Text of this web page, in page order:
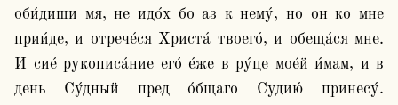
оби́диши мя, не идо́х бо аз к нему́, но он ко мне
прии́де, и отрече́ся Христа́ твоего́, и обеща́ся мне.
И сие́ рукописа́ние его́ е́же в ру́це мое́й и́мам, и в
день Су́дный пред о́бщаго Судию́ принесу́.